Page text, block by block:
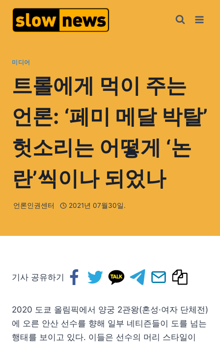
미디어
트롤에게 먹이 주는
언론: ‘페미 메달 박탈’
헛소리는 어떻게 ‘논
란’씩이나 되었나
언론인권센터 2021년 07월30일.
기사 공유하기
2020 도쿄 올림픽에서 양궁 2관왕(혼성·여자 단체전)
에 오른 안산 선수를 향해 일부 네티즌들이 도를 넘는
행태를 보이고 있다. 이들은 선수의 머리 스타일이